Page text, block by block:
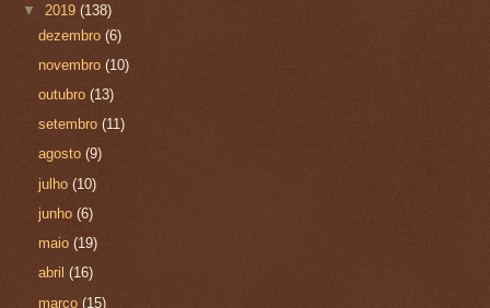
▼ 2019 (138)
dezembro(6)
novembro(10)
outubro(13)
setembro(11)
agosto(9)
julho(10)
junho(6)
maio(19)
abril(16)
março(15)